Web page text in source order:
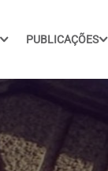
PUBLICAÇÕES